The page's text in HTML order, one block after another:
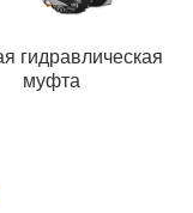
гидравлическая
муфта